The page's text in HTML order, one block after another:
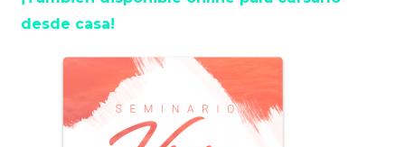
desde casa!